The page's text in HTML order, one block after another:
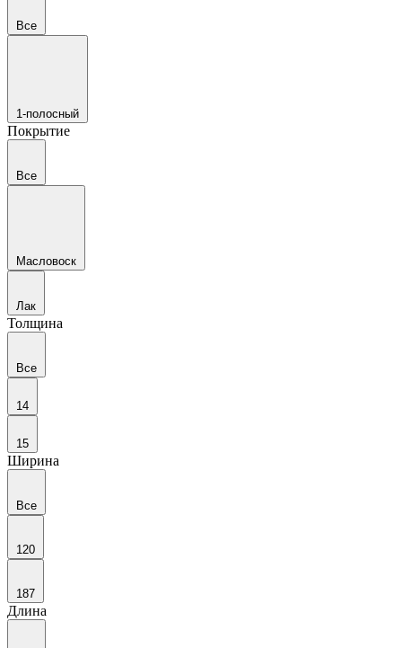
Все
1-полосный
Покрытие
Все
Масловоск
Лак
Толщина
Все
14
15
Ширина
Все
120
187
Длина